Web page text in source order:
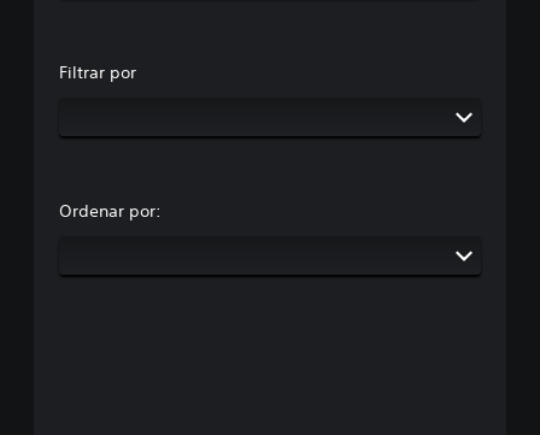
Filtrar por
Ordenar por: